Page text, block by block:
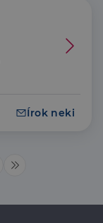
Írok neki